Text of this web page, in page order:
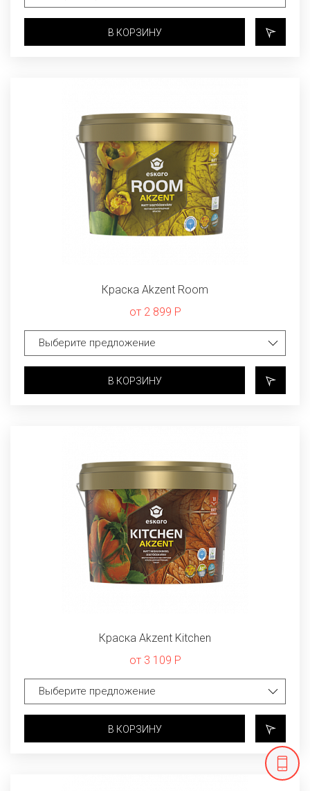
В КОРЗИНУ
Краска Akzent Room
от 2 899 Р
В КОРЗИНУ
Краска Akzent Kitchen
от 3 109 Р
В КОРЗИНУ